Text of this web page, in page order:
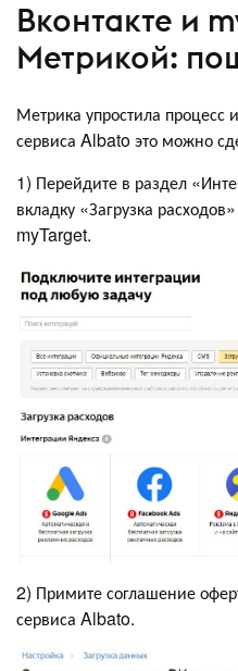
Вконтакте и
Метрикой:
Метрика упростила
сервиса Albato это можно
1) Перейдите в раздел
вкладку «Загрузка
myTarget.
2) Примите соглашение
сервиса Albato.